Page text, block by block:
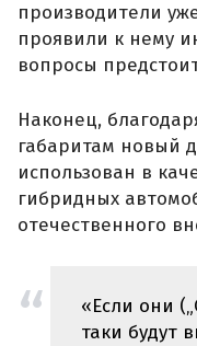
производители
проявили к нему
вопросы
Наконец,
габаритам новый
использован в
гибридных
отечественного
«Если они
таки будут